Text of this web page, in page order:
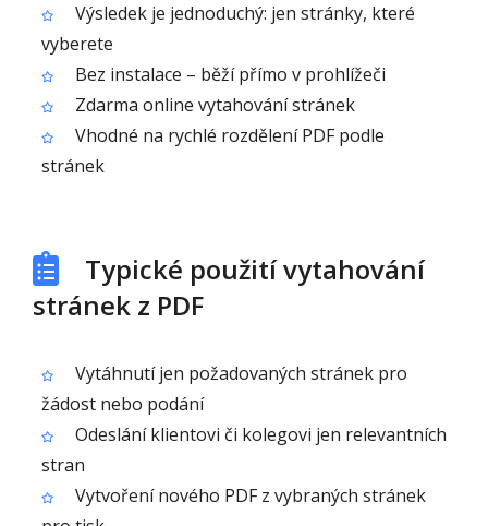
Výsledek je jednoduchý: jen stránky, které
vyberete
Bez instalace – běží přímo v prohlížeči
Zdarma online vytahování stránek
Vhodné na rychlé rozdělení PDF podle
stránek
Typické použití vytahování
stránek z PDF
Vytáhnutí jen požadovaných stránek pro
žádost nebo podání
Odeslání klientovi či kolegovi jen relevantních
stran
Vytvoření nového PDF z vybraných stránek